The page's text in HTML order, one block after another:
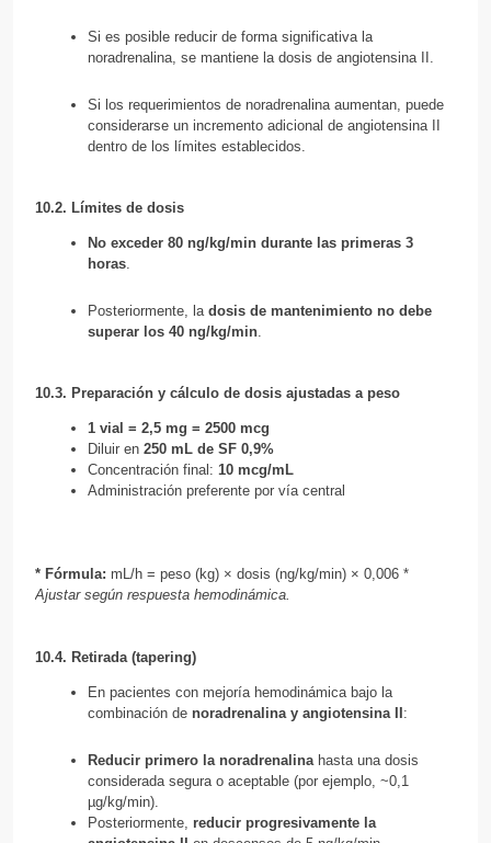
Si es posible reducir de forma significativa la
noradrenalina, se mantiene la dosis de angiotensina II.
Si los requerimientos de noradrenalina aumentan, puede
considerarse un incremento adicional de angiotensina II
dentro de los límites establecidos.
10.2. Límites de dosis
No exceder 80 ng/kg/min durante las primeras 3
horas.
Posteriormente, la dosis de mantenimiento no debe
superar los 40 ng/kg/min.
10.3. Preparación y cálculo de dosis ajustadas a peso
1 vial = 2,5 mg = 2500 mcg
Diluir en 250 mL de SF 0,9%
Concentración final: 10 mcg/mL
Administración preferente por vía central
* Fórmula: mL/h = peso (kg) × dosis (ng/kg/min) × 0,006 *
Ajustar según respuesta hemodinámica.
10.4. Retirada (tapering)
En pacientes con mejoría hemodinámica bajo la
combinación de noradrenalina y angiotensina II :
Reducir primero la noradrenalinahasta una dosis
considerada segura o aceptable (por ejemplo, ~0,1
µg/kg/min).
Posteriormente, reducir progresivamente la